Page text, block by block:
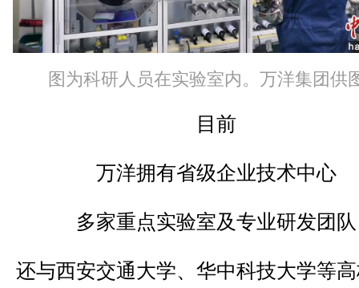
图为科研人员在实验室内。万洋集团供
目前
万洋拥有省级企业技术中心
多家重点实验室及专业研发团队
还与西安交通大学、华中科技大学等